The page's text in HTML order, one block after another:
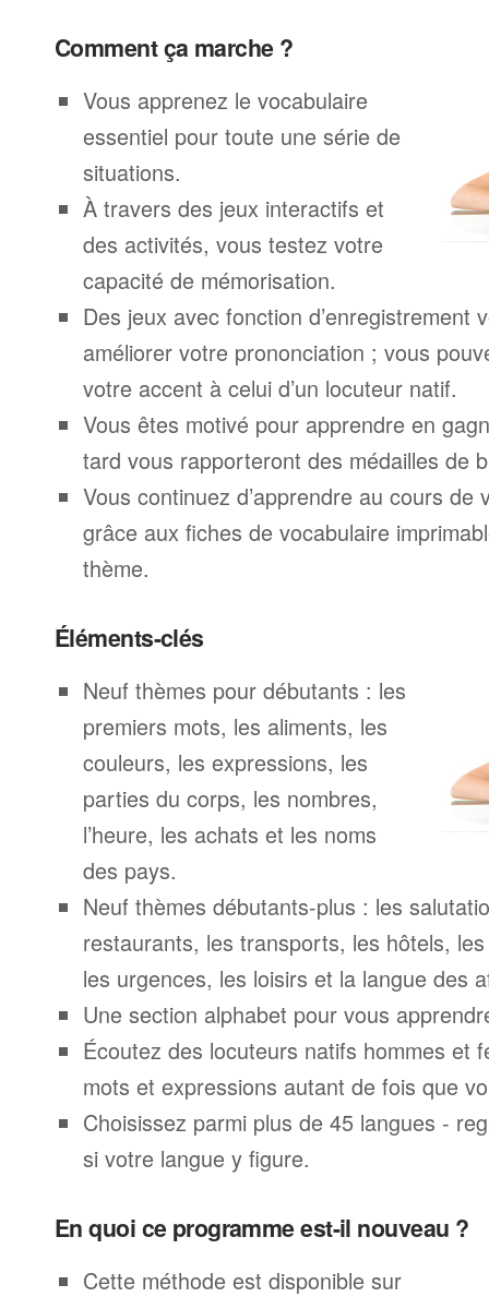
Comment ça marche ?
Vous apprenez le vocabulaire
essentiel pour toute une série de
situations.
À travers des jeux interactifs et
des activités, vous testez votre
capacité de mémorisation.
Des jeux avec fonction d’enregistrement
améliorer votre prononciation ; vous
votre accent à celui d’un locuteur natif.
Vous êtes motivé pour apprendre en
tard vous rapporteront des médailles de
Vous continuez d’apprendre au cours de
grâce aux fiches de vocabulaire
thème.
Éléments-clés
Neuf thèmes pour débutants : les
premiers mots, les aliments, les
couleurs, les expressions, les
parties du corps, les nombres,
l’heure, les achats et les noms
des pays.
Neuf thèmes débutants-plus : les
restaurants, les transports, les hôtels,
les urgences, les loisirs et la langue des
Une section alphabet pour vous
Écoutez des locuteurs natifs hommes et
mots et expressions autant de fois que
Choisissez parmi plus de 45 langues -
si votre langue y figure.
En quoi ce programme est-il nouveau ?
Cette méthode est disponible sur